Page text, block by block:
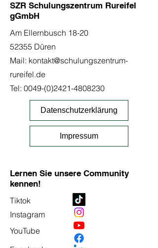
SZR Schulungszentrum Rureifel
gGmbH
Am Ellernbusch 18-20
52355 Düren
Mail: kontakt@schulungszentrum-
rureifel.de
Tel: 0049-(0)2421-4808230
Datenschutzerklärung
Impressum
Lernen Sie unsere Community
kennen!
Tiktok
Instagram
YouTube